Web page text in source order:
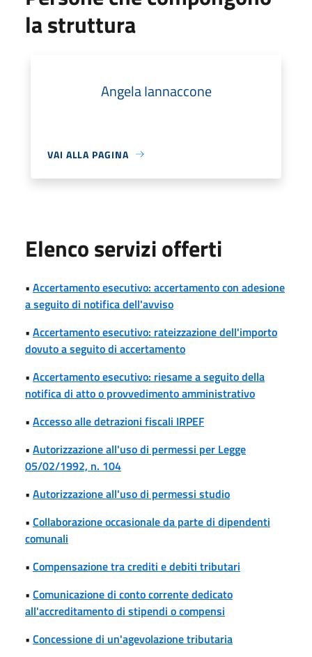
la struttura
Angela Iannaccone
VAI ALLA PAGINA
Elenco servizi offerti
• Accertamento esecutivo: accertamento con adesione
a seguito di notifica dell'avviso
• Accertamento esecutivo: rateizzazione dell'importo
dovuto a seguito di accertamento
• Accertamento esecutivo: riesame a seguito della
notifica di atto o provvedimento amministrativo
• Accesso alle detrazioni fiscali IRPEF
• Autorizzazione all'uso di permessi per Legge
05/02/1992, n. 104
• Autorizzazione all'uso di permessi studio
• Collaborazione occasionale da parte di dipendenti
comunali
• Compensazione tra crediti e debiti tributari
• Comunicazione di conto corrente dedicato
all'accreditamento di stipendi o compensi
• Concessione di un'agevolazione tributaria